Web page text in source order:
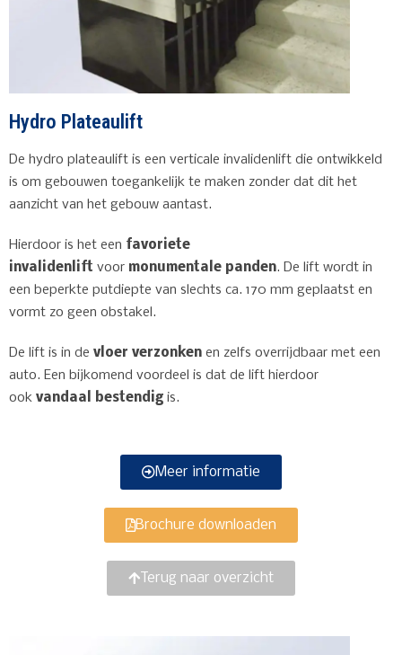
Hydro Plateaulift
De hydro plateaulift is een verticale invalidenlift die ontwikkeld
is om gebouwen toegankelijk te maken zonder dat dit het
aanzicht van het gebouw aantast.
Hierdoor is het een favoriete
invalidenlift voor monumentale panden. De lift wordt in
een beperkte putdiepte van slechts ca. 170 mm geplaatst en
vormt zo geen obstakel.
De lift is in de vloer verzonken en zelfs overrijdbaar met een
auto. Een bijkomend voordeel is dat de lift hierdoor
ook vandaal bestendig is.
Meer informatie
Brochure downloaden
Terug naar overzicht